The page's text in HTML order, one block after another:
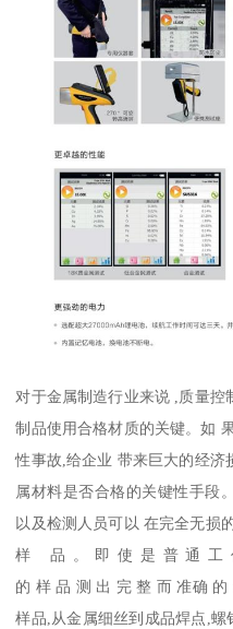
对于金属制造行业来说 ,质量控
制品使用合格材质的关键。如
性事故,给企业 带来巨大的经济
属材料是否合格的关键性手段
以及检测人员可以 在完全无损
样 品。即使是普通工
的 样 品 测 出 完 整 而 准确
样品,从金属细丝到成品焊点,